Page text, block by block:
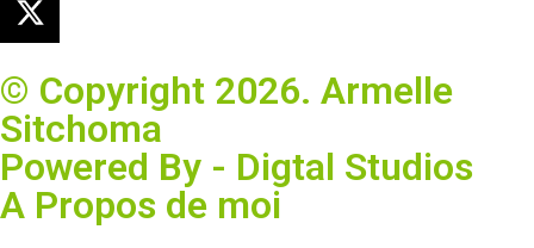
© Copyright 2026. Armelle
Sitchoma
Powered By - Digtal Studios
A Propos de moi